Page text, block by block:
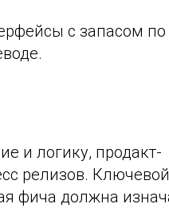
с запасом
и логику, продакт-
релизов. Ключевой
фича должна